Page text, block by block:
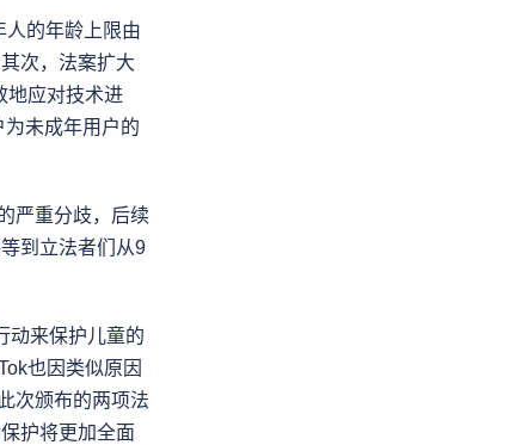
人的年龄上限由
次，法案扩大
地应对技术进
未成年用户的
严重分歧，后续
到立法者们从9
动来保护儿童的
也因类似原因
次颁布的两项法
护将更加全面